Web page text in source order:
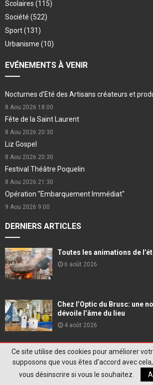
Scolaires (115)
Société (522)
Sport(131)
Urbanisme (10)
EVÉNEMENTS À VENIR
Nocturnes d'Eté des Artisans créateurs et
8 Aou 2026 18:00
Fête de la Saint Laurent
8 Aou 2026 20:30
Liz Gospel
8 Aou 2026 20:30
Festival Théâtre Poquelin
8 Aou 2026 21:30
Opération "Embarquement Immédiat"
9 Aou 2026 9:00
DERNIERS ARTICLES
Toutes les animations de
6 août 2026
Chez l’Optic du Brusc: une
dévoile l’âme du lieu
4 août 2026
Que faire en ce premier
d’août aux environs de
30 juillet 2026
Ce site utilise des cookies pour améliorer
supposons que vous êtes d'accord avec
vous désinscrire si vous le souhaitez.